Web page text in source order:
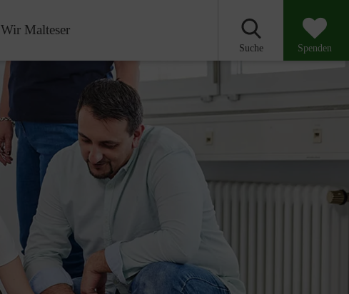
Wir Malteser
Suche Spenden